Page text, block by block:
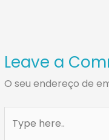
Leave a
O seu endereço de
here..